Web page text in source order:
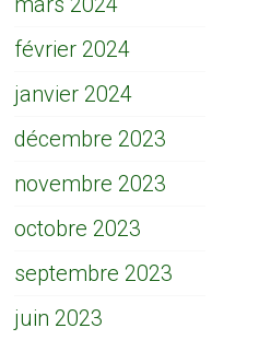
février 2024
janvier 2024
décembre 2023
novembre 2023
octobre 2023
septembre 2023
juin 2023